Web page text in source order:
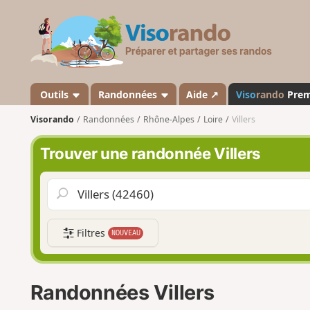
s
a
n
o
Outils Randonnées Aide ↗ Visorando
Visorando Randonnées Rhône-Alpes Loire Villers
Trouver une randonnée Villers
Filtres NOUVEAU
Randonnées Villers